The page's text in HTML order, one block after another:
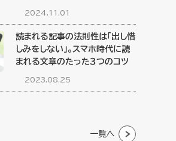
2024.11.01
読まれる記事の法則性は「出し惜
しみをしない」。スマホ時代に読
まれる文章のたった３つのコツ
2023.08.25
一覧へ